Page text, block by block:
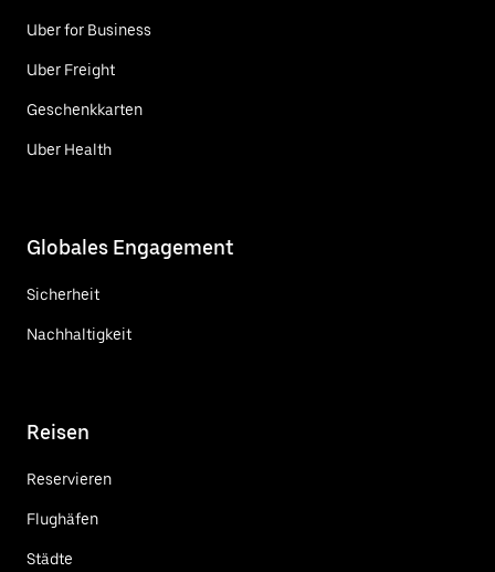
Uber for Business
Uber Freight
Geschenkkarten
Uber Health
Globales Engagement
Sicherheit
Nachhaltigkeit
Reisen
Reservieren
Flughäfen
Städte